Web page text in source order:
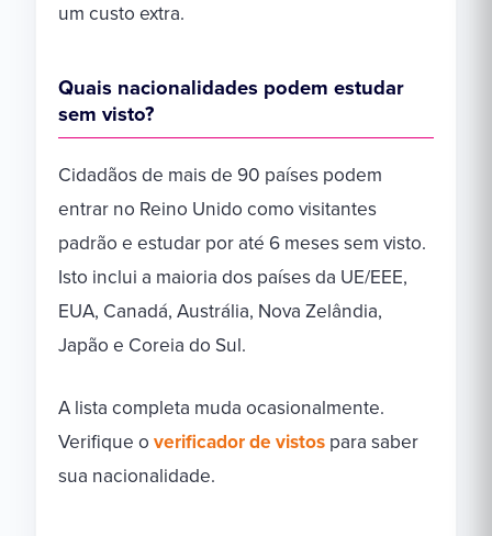
um custo extra.
Quais nacionalidades podem estudar
sem visto?
Cidadãos de mais de 90 países podem
entrar no Reino Unido como visitantes
padrão e estudar por até 6 meses sem visto.
Isto inclui a maioria dos países da UE/EEE,
EUA, Canadá, Austrália, Nova Zelândia,
Japão e Coreia do Sul.
A lista completa muda ocasionalmente.
Verifique o verificador de vistos para saber
sua nacionalidade.